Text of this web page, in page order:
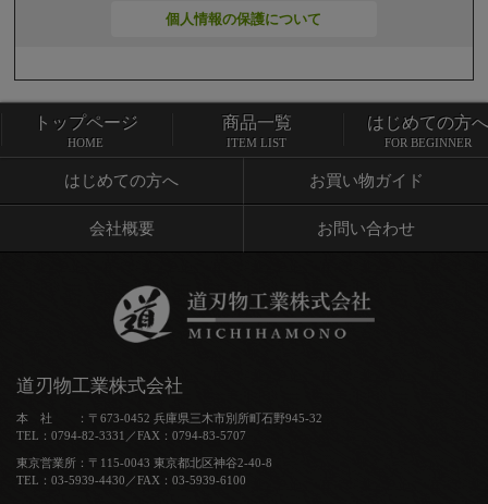
個人情報の保護について
トップページ 商品一覧
はじめての方へ お買い物ガイド
会社概要 お問い合わせ
トップページ
HOME
商品一覧
ITEM LIST
はじめての方へ
FOR BEGINNER
道刃物工業株式会社
本 社 ：〒673-0452 兵庫県三木市別所町石野945-32
TEL：0794-82-3331／FAX：0794-83-5707
東京営業所：〒115-0043 東京都北区神谷2-40-8
TEL：03-5939-4430／FAX：03-5939-6100